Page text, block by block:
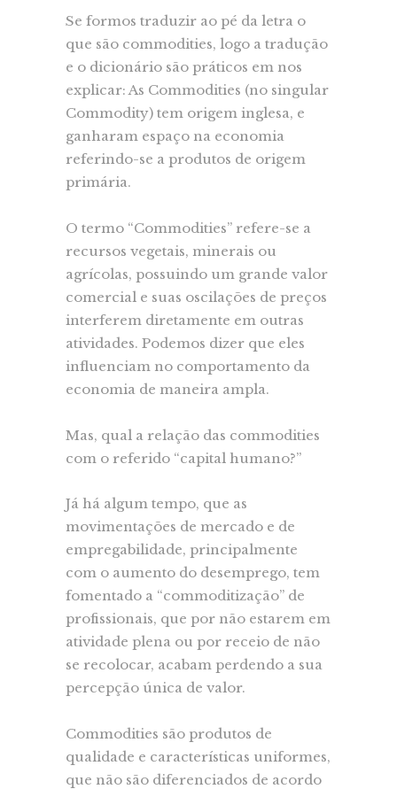
Se formos traduzir ao pé da letra o
que são commodities, logo a tradução
e o dicionário são práticos em nos
explicar: As Commodities (no singular
Commodity) tem origem inglesa, e
ganharam espaço na economia
referindo-se a produtos de origem
primária.
O termo “Commodities” refere-se a
recursos vegetais, minerais ou
agrícolas, possuindo um grande valor
comercial e suas oscilações de preços
interferem diretamente em outras
atividades. Podemos dizer que eles
influenciam no comportamento da
economia de maneira ampla.
Mas, qual a relação das commodities
com o referido “capital humano?”
Já há algum tempo, que as
movimentações de mercado e de
empregabilidade, principalmente
com o aumento do desemprego, tem
fomentado a “commoditização” de
profissionais, que por não estarem em
atividade plena ou por receio de não
se recolocar, acabam perdendo a sua
percepção única de valor.
Commodities são produtos de
qualidade e características uniformes,
que não são diferenciados de acordo